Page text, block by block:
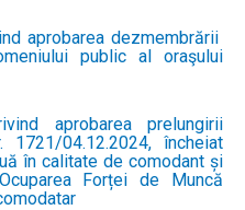
aprobarea dezmembrării
public al oraşului
aprobarea prelungirii
1721/04.12.2024, încheiat
în calitate de comodant și
Forței de Muncă